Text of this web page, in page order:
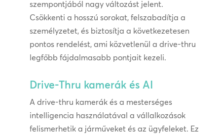
szempontjából nagy változást jelent.
Csökkenti a hosszú sorokat, felszabadítja a
személyzetet, és biztosítja a következetesen
pontos rendelést, ami közvetlenül a drive-thru
legfőbb fájdalmasabb pontjait kezeli.
Drive-Thru kamerák és AI
A drive-thru kamerák és a mesterséges
intelligencia használatával a vállalkozások
felismerhetik a járműveket és az ügyfeleket. Ez